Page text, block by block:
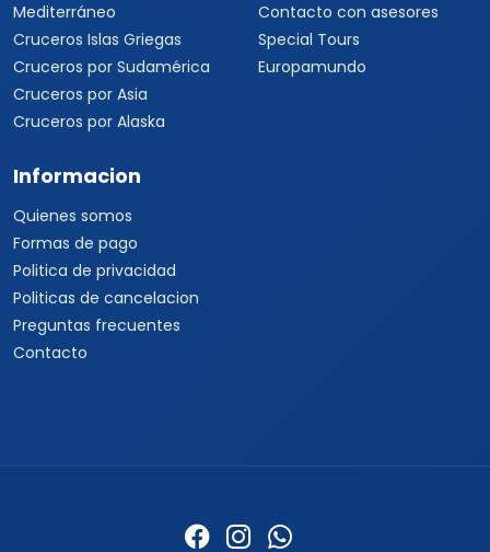
Mediterráneo
Cruceros Islas Griegas
Cruceros por Sudamérica
Cruceros por Asia
Cruceros por Alaska
Contacto con asesores
Special Tours
Europamundo
Informacion
Quienes somos
Formas de pago
Politica de privacidad
Politicas de cancelacion
Preguntas frecuentes
Contacto